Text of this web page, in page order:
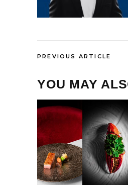
PREVIOUS ARTICLE
YOU MAY